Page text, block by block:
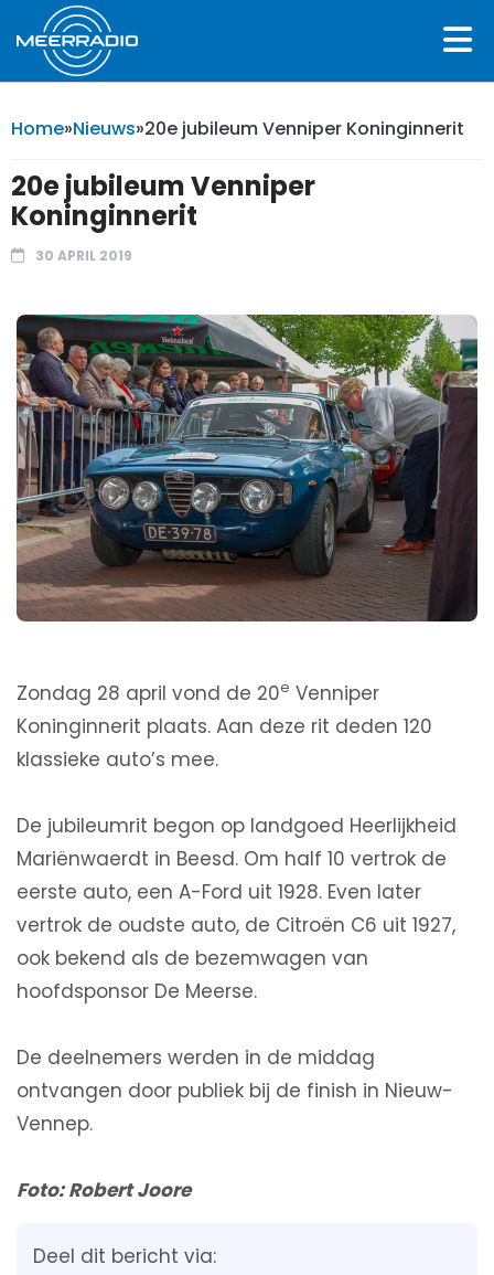
Home»Nieuws»20e jubileum Venniper Koninginnerit
20e jubileum Venniper
Koninginnerit
30 APRIL 2019
Zondag 28 april vond de 20e Venniper
Koninginnerit plaats. Aan deze rit deden 120
klassieke auto’s mee.
De jubileumrit begon op landgoed Heerlijkheid
Mariënwaerdt in Beesd. Om half 10 vertrok de
eerste auto, een A-Ford uit 1928. Even later
vertrok de oudste auto, de Citroën C6 uit 1927,
ook bekend als de bezemwagen van
hoofdsponsor De Meerse.
De deelnemers werden in de middag
ontvangen door publiek bij de finish in Nieuw-
Vennep.
Foto: Robert Joore
Deel dit bericht via: